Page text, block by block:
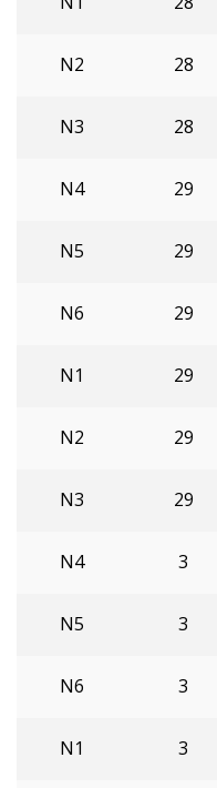
N2 28
N3 28
N4 29
N5 29
N6 29
N1 29
N2 29
N3 29
N4 3
N5 3
N6 3
N1 3